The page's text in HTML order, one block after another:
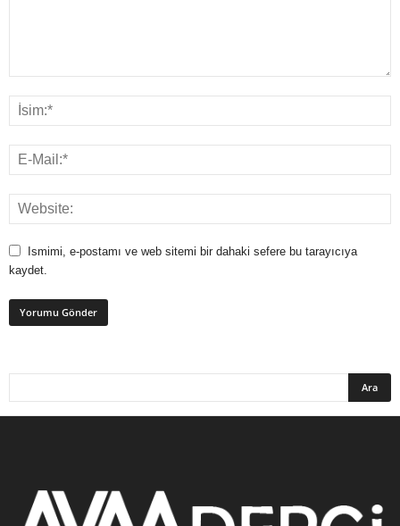
Ismimi, e-postamı ve web sitemi bir dahaki sefere bu tarayıcıya
kaydet.